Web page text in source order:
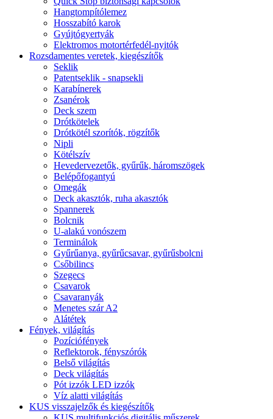
Hangtompítólemez
Hosszabító karok
Gyújtógyertyák
Elektromos motortérfedél-nyitók
Rozsdamentes veretek, kiegészítők
Seklik
Patentseklik - snapsekli
Karabínerek
Zsanérok
Deck szem
Drótkötelek
Drótkötél szorítók, rögzítők
Nipli
Kötélszív
Hevedervezetők, gyűrűk, háromszögek
Belépőfogantyú
Omegák
Deck akasztók, ruha akasztók
Spannerek
Bolcnik
U-alakú vonószem
Terminálok
Gyűrűanya, gyűrűcsavar, gyűrűsbolcni
Csőbilincs
Szegecs
Csavarok
Csavaranyák
Menetes szár A2
Alátétek
Fények, világítás
Pozíciófények
Reflektorok, fényszórók
Belső világítás
Deck világítás
Pót izzók LED izzók
Víz alatti világítás
KUS visszajelzők és kiegészítők